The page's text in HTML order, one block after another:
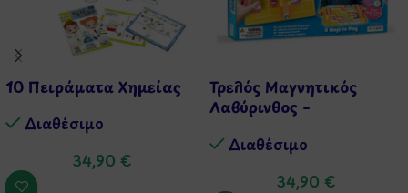
10 Πειράματα Χημείας
Διαθέσιμo
34,90 €
Τρελός Μαγνητικός
Λαβύρινθος –
Διαθέσιμo
34,90 €